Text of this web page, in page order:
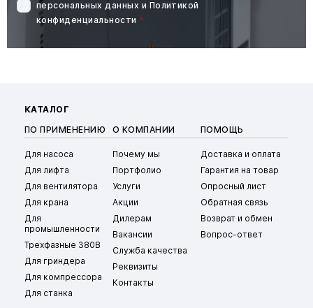
персональных данных и Политикой
конфиденциальности *
КАТАЛОГ
ПО ПРИМЕНЕНИЮ
Для насоса
Для лифта
Для вентилятора
Для крана
Для
промышленности
Трехфазные 380В
Для гриндера
Для компрессора
Для станка
О КОМПАНИИ
Почему мы
Портфолио
Услуги
Акции
Дилерам
Вакансии
Служба качества
Реквизиты
Контакты
ПОМОЩЬ
Доставка и оплата
Гарантия на товар
Опросный лист
Обратная связь
Возврат и обмен
Вопрос-ответ